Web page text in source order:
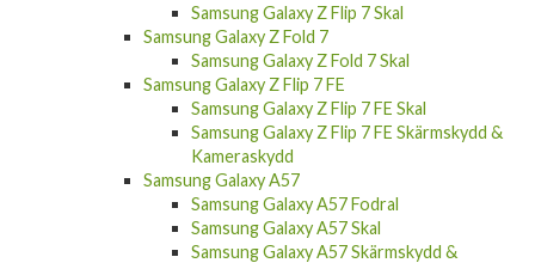
Samsung Galaxy Z Flip 7 Skal
Samsung Galaxy Z Fold 7
Samsung Galaxy Z Fold 7 Skal
Samsung Galaxy Z Flip 7 FE
Samsung Galaxy Z Flip 7 FE Skal
Samsung Galaxy Z Flip 7 FE Skärmskydd &
Kameraskydd
Samsung Galaxy A57
Samsung Galaxy A57 Fodral
Samsung Galaxy A57 Skal
Samsung Galaxy A57 Skärmskydd &